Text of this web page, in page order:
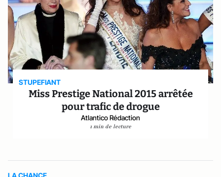
STUPEFIANT
Miss Prestige National 2015 arrêtée
pour trafic de drogue
Atlantico Rédaction
1 min de lecture
LA CHANCE